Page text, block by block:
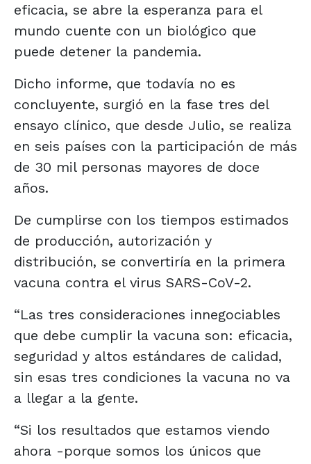
eficacia, se abre la esperanza para el
mundo cuente con un biológico que
puede detener la pandemia.
Dicho informe, que todavía no es
concluyente, surgió en la fase tres del
ensayo clínico, que desde Julio, se realiza
en seis países con la participación de más
de 30 mil personas mayores de doce
años.
De cumplirse con los tiempos estimados
de producción, autorización y
distribución, se convertiría en la primera
vacuna contra el virus SARS-CoV-2.
“Las tres consideraciones innegociables
que debe cumplir la vacuna son: eficacia,
seguridad y altos estándares de calidad,
sin esas tres condiciones la vacuna no va
a llegar a la gente.
“Si los resultados que estamos viendo
ahora -porque somos los únicos que